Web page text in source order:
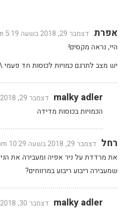
אפרת דצמבר 29, 2018 בשעה 5:19 pm
היי, נראה מקסים!
יש מצב לתרגם כמויות לכוסות חד פעמי
malky adler דצמבר 29, 2018 בשעה 8:31 pm
הכמויות בכוסות מדידה
רחל דצמבר 29, 2018 בשעה 10:29 pm
את מרדדת על ניר אפיה ומעבירה את
שמעבירה ריבוע ריבוע במרווחים?
malky adler דצמבר 30, 2018 בשעה 2:30 pm